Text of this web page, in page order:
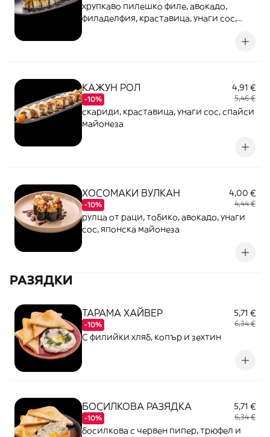
хрупкаво пилешко филе, авокадо,
филаделфия, краставица, унаги сос,
КАЖУН РОЛ
-10%
4,91 €
5,46 €
скариди, краставица, унаги сос, спайси
майонеза
ХОСОМАКИ ВУЛКАН
-10%
4,00 €
4,44 €
рулца от раци, тобико, авокадо, унаги
сос, японска майонеза
РАЗЯДКИ
ТАРАМА ХАЙВЕР
-10%
5,71 €
6,34 €
С филийки хляб, копър и зехтин
БОСИЛКОВА РАЗЯДКА
-10%
5,71 €
6,34 €
босилкова с червен пипер, трюфел и